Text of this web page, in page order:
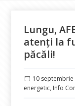
Lungu,
atenți la
păcăli!
Publicat
pe
10 septembrie
energetic, Info